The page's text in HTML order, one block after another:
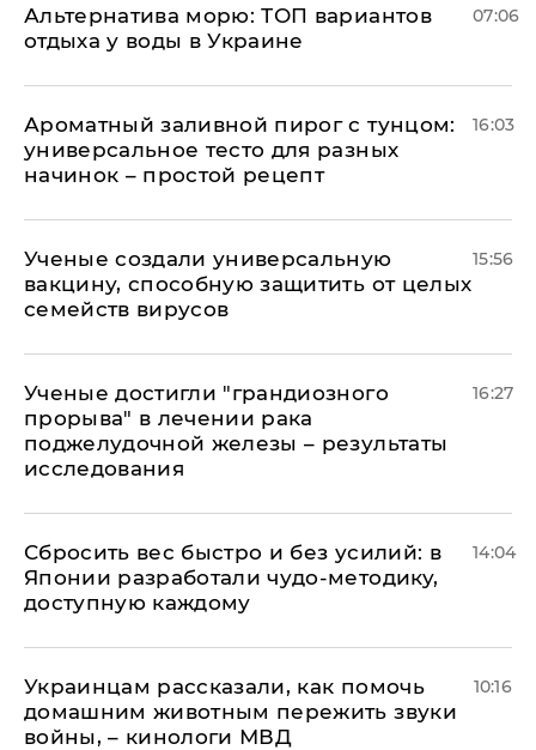
Альтернатива морю: ТОП вариантов
отдыха у воды в Украине
07:06
Ароматный заливной пирог с тунцом:
универсальное тесто для разных
начинок – простой рецепт
16:03
Ученые создали универсальную
вакцину, способную защитить от целых
семейств вирусов
15:56
Ученые достигли "грандиозного
прорыва" в лечении рака
поджелудочной железы – результаты
исследования
16:27
Сбросить вес быстро и без усилий: в
Японии разработали чудо-методику,
доступную каждому
14:04
Украинцам рассказали, как помочь
домашним животным пережить звуки
войны, – кинологи МВД
10:16